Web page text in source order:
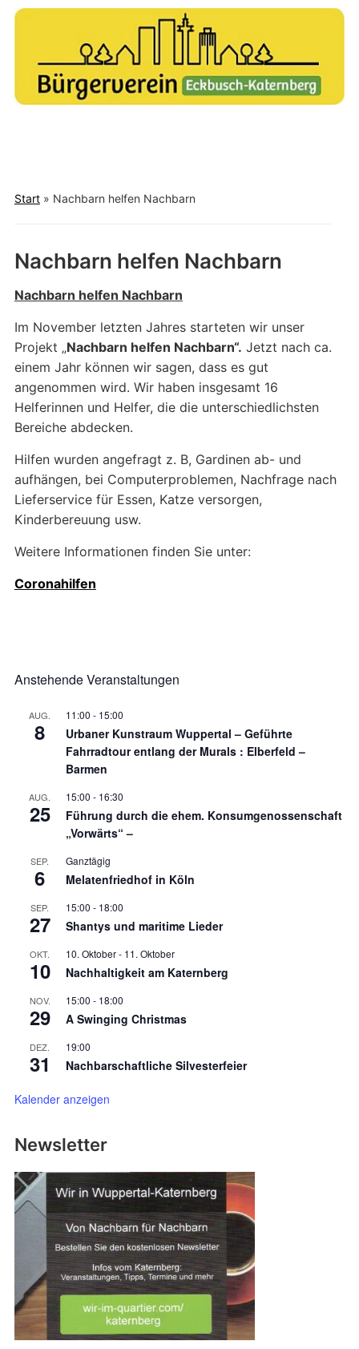
Start» Nachbarn helfen Nachbarn
Nachbarn helfen Nachbarn
Nachbarn helfen Nachbarn
Im November letzten Jahres starteten wir unser
Projekt „Nachbarn helfen Nachbarn“. Jetzt nach ca.
einem Jahr können wir sagen, dass es gut
angenommen wird. Wir haben insgesamt 16
Helferinnen und Helfer, die die unterschiedlichsten
Bereiche abdecken.
Hilfen wurden angefragt z. B, Gardinen ab- und
aufhängen, bei Computerproblemen, Nachfrage nach
Lieferservice für Essen, Katze versorgen,
Kinderbereuung usw.
Weitere Informationen finden Sie unter:
Coronahilfen
Anstehende Veranstaltungen
AUG.
8
11:00 - 15:00
Urbaner Kunstraum Wuppertal – Geführte
Fahrradtour entlang der Murals : Elberfeld –
Barmen
AUG.
25
15:00 - 16:30
Führung durch die ehem. Konsumgenossenschaft
„Vorwärts“ –
SEP.
6
Ganztägig
Melatenfriedhof in Köln
SEP.
27
15:00 - 18:00
Shantys und maritime Lieder
OKT.
10
10. Oktober- 11. Oktober
Nachhaltigkeit am Katernberg
NOV.
29
15:00 - 18:00
A Swinging Christmas
DEZ.
31
19:00
Nachbarschaftliche Silvesterfeier
Kalender anzeigen
Newsletter